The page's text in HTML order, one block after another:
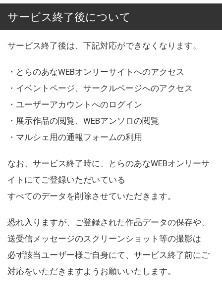
サービス終了後について
サービス終了後は、下記対応ができなくなります。
・とらのあなWEBオンリーサイトへのアクセス
・イベントページ、サークルページへのアクセス
・ユーザーアカウントへのログイン
・展示作品の閲覧、WEBアンソロの閲覧
・マルシェ用の通報フォームの利用
なお、サービス終了時に、とらのあなWEBオンリーサ
イトにてご登録いただいている
すべてのデータを削除させていただきます。
恐れ入りますが、ご登録された作品データの保存や、
送受信メッセージのスクリーンショット等の撮影は
必ず該当ユーザー様ご自身にて、サービス終了前にご
対応をいただきますようお願いいたします。